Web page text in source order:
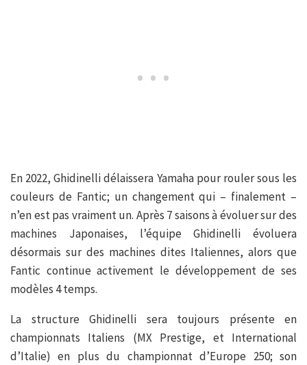
En 2022, Ghidinelli délaissera Yamaha pour rouler sous les
couleurs de Fantic; un changement qui – finalement –
n’en est pas vraiment un. Après 7 saisons à évoluer sur des
machines Japonaises, l’équipe Ghidinelli évoluera
désormais sur des machines dites Italiennes, alors que
Fantic continue activement le développement de ses
modèles 4 temps.
La structure Ghidinelli sera toujours présente en
championnats Italiens (MX Prestige, et International
d’Italie) en plus du championnat d’Europe 250; son